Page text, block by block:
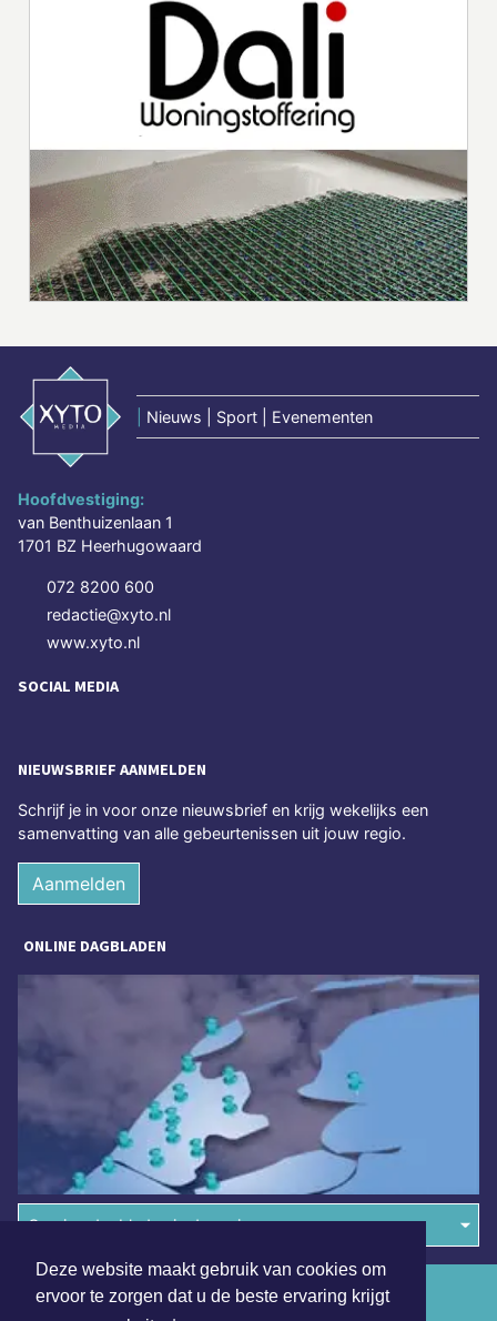
Deze website maakt gebruik van cookies om
ervoor te zorgen dat u de beste ervaring krijgt
Nieuws | Sport | Evenementen
Hoofdvestiging:
van Benthuizenlaan 1
1701 BZ Heerhugowaard
072 8200 600
redactie@xyto.nl
www.xyto.nl
SOCIAL MEDIA
NIEUWSBRIEF AANMELDEN
Schrijf je in voor onze nieuwsbrief en krijg wekelijks een
samenvatting van alle gebeurtenissen uit jouw regio.
Aanmelden
ONLINE DAGBLADEN
Overige dagbladen in de regio
Algemene voorwaarden